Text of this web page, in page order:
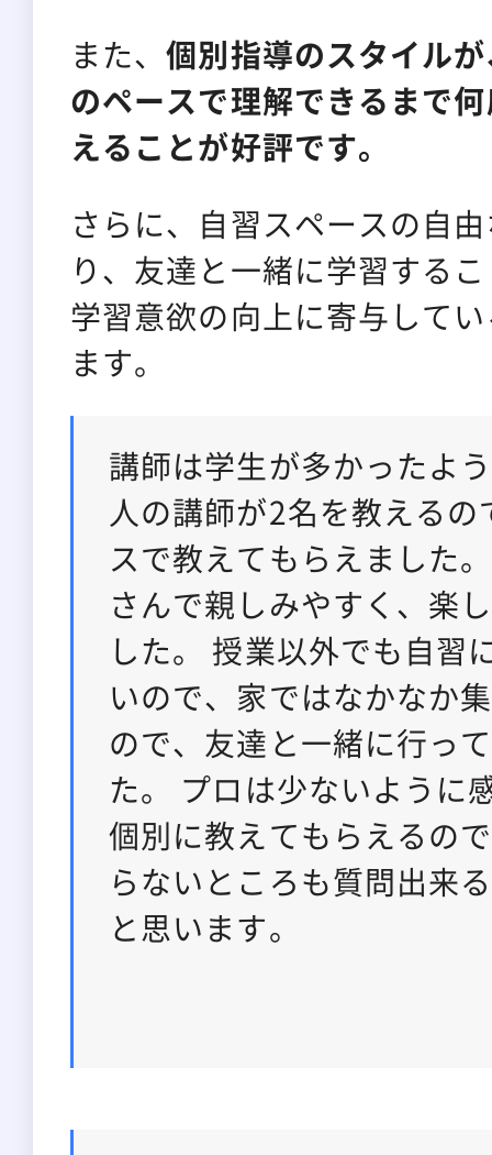
また、個別指導のスタイル
のペースで理解できるまで
えることが好評です。
さらに、自習スペースの自
り、友達と一緒に学習する
学習意欲の向上に寄与して
ます。
講師は学生が多かったよ
人の講師が2名を教える
スで教えてもらえました
さんで親しみやすく、楽
した。 授業以外でも自習
いので、家ではなかなか
ので、友達と一緒に行っ
た。 プロは少ないように
個別に教えてもらえるの
らないところも質問出来
と思います。